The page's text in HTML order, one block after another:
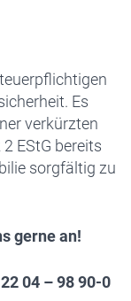
Es
verkürzten
EStG bereits
sorgfältig zu
gerne an!
04 – 98 90-0